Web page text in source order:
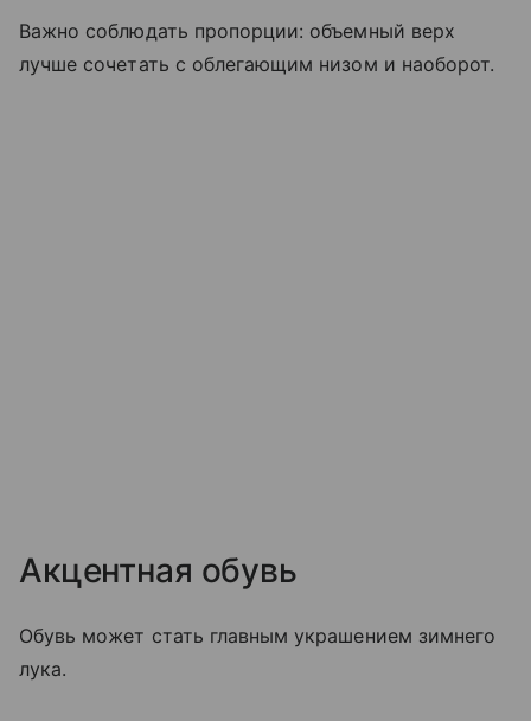
Важно соблюдать пропорции: объемный верх
лучше сочетать с облегающим низом и наоборот.
Акцентная обувь
Обувь может стать главным украшением зимнего
лука.